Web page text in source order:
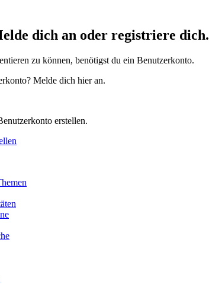
dich an oder registriere dich.
zu können, benötigst du ein Benutzerkonto.
Melde dich hier an.
erstellen.